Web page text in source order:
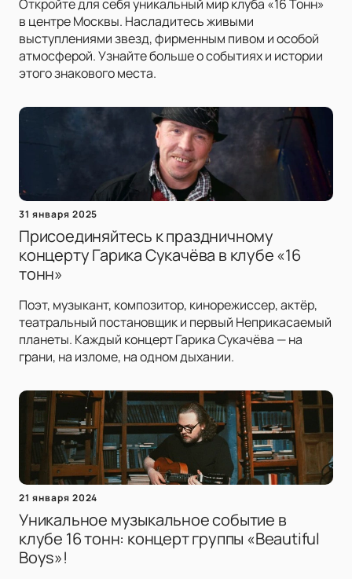
Откройте для себя уникальный мир клуба «16 Тонн»
в центре Москвы. Насладитесь живыми
выступлениями звезд, фирменным пивом и особой
атмосферой. Узнайте больше о событиях и истории
этого знакового места.
31 января 2025
Присоединяйтесь к праздничному
концерту Гарика Сукачёва в клубе «16
тонн»
Поэт, музыкант, композитор, кинорежиссер, актёр,
театральный постановщик и первый Неприкасаемый
планеты. Каждый концерт Гарика Сукачёва — на
грани, на изломе, на одном дыхании.
21 января 2024
Уникальное музыкальное событие в
клубе 16 тонн: концерт группы «Beautiful
Boys»!